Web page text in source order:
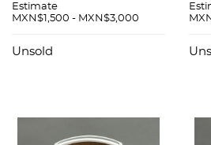
policromada. Sellado
floral en tonos rosa,
Estimate
MXN$1,500 - MXN$3,000
Unsold